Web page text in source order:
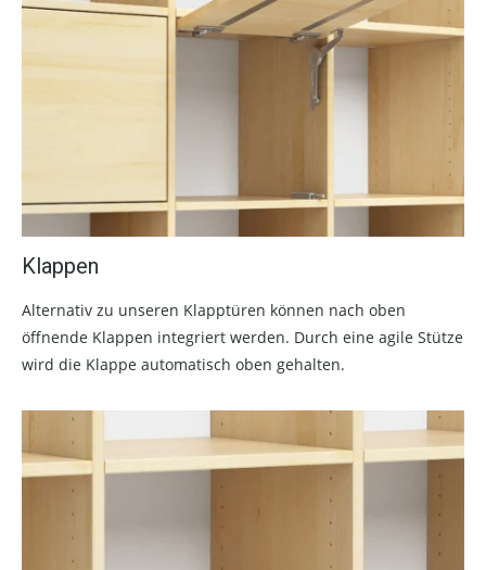
Klappen
Alternativ zu unseren Klapptüren können nach oben
öffnende Klappen integriert werden. Durch eine agile Stütze
wird die Klappe automatisch oben gehalten.